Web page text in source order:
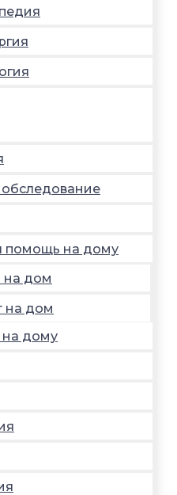
помощь на дому
на дом
на дом
дому